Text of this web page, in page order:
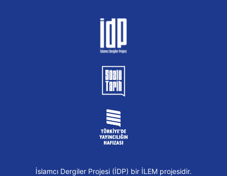
İslamcı Dergiler Projesi (İDP) bir İLEM projesidir.